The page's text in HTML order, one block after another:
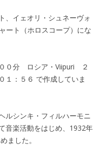
、イェオリ・シュネーヴォ
ト（ホロスコープ）にな
０分 ロシア・Viipuri ２
：５６ で作成していま
ルシンキ・フィルハーモニ
音楽活動をはじめ、1932年
ました。